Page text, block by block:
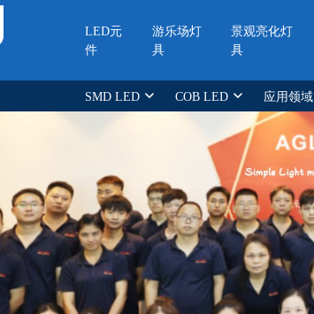
LED元
件
游乐场灯
具
景观亮化灯
具
SMD LED COB LED 应用领域